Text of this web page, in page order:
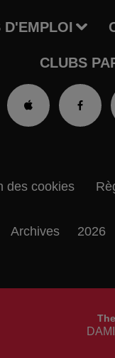
D'EMPLOI
CLUBS
des cookies
Archives 2026